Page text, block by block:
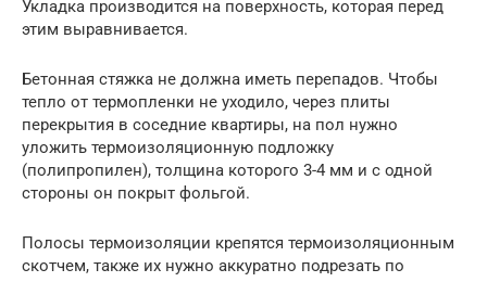
Укладка производится на поверхность, которая перед
этим выравнивается.
Бетонная стяжка не должна иметь перепадов. Чтобы
тепло от термопленки не уходило, через плиты
перекрытия в соседние квартиры, на пол нужно
уложить термоизоляционную подложку
(полипропилен), толщина которого 3-4 мм и с одной
стороны он покрыт фольгой.
Полосы термоизоляции крепятся термоизоляционным
скотчем, также их нужно аккуратно подрезать по